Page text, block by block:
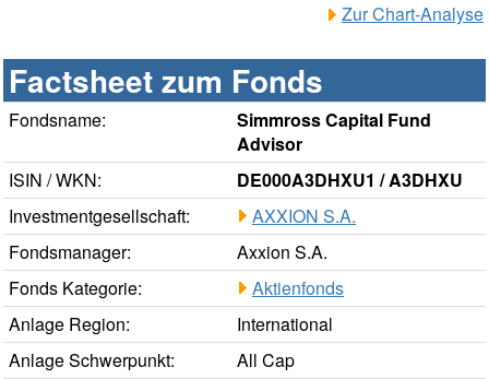
Zur Chart-Analyse
Factsheet zum Fonds
Fondsname:
Simmross Capital Fund
Advisor
ISIN / WKN:
DE000A3DHXU1 / A3DHXU
Investmentgesellschaft:
AXXION S.A.
Fondsmanager:
Axxion S.A.
Fonds Kategorie:
Aktienfonds
Anlage Region:
International
Anlage Schwerpunkt:
All Cap